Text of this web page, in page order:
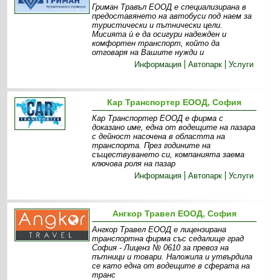
Гриман Травъл ЕООД е специализирана в
предоставянето на автобуси под наем за
туристически и пътнически цели.
Мисията ѝ е да осигури надежден и
комфортен транспорт, който да
отговаря на Вашите нужди и
Информация
Автопарк Услуги
Кар Транспортер ЕООД, София
Кар Транспортер ЕООД е фирма с
доказано име, една от водещите на пазара
с дейност насочена в областта на
транспорта. През годините на
съществуването си, компанията заема
ключова роля на пазар
Информация
Автопарк Услуги
Ангкор Травел ЕООД, София
Ангкор Травел ЕООД е лицензирана
транспортна фирма със седалище град
София - Лиценз № 0610 за превоз на
пътници и товари. Наложила и утвърдила
се като една от водещите в сферата на
транс